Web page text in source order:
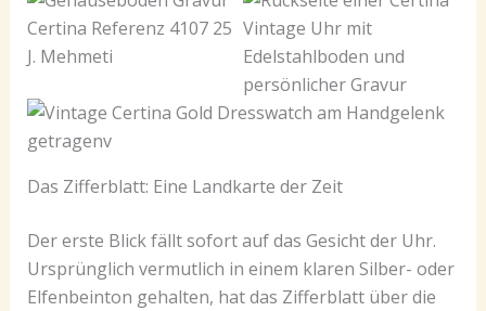
Das Zifferblatt: Eine Landkarte der Zeit
Der erste Blick fällt sofort auf das Gesicht der Uhr.
Ursprünglich vermutlich in einem klaren Silber- oder
Elfenbeinton gehalten, hat das Zifferblatt über die